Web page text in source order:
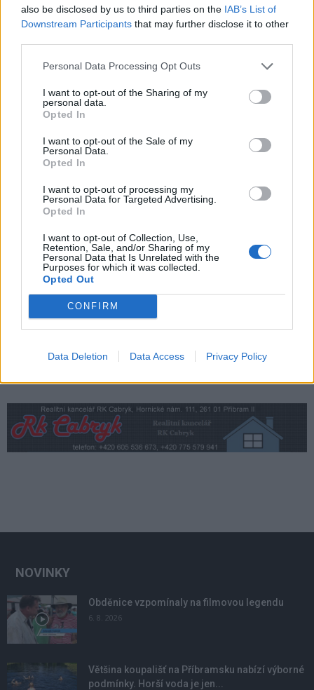
also be disclosed by us to third parties on the IAB’s List of
Downstream Participants that may further disclose it to other
Personal Data Processing Opt Outs
I want to opt-out of the Sharing of my
personal data.
Opted In
I want to opt-out of the Sale of my
Personal Data.
Opted In
I want to opt-out of processing my
Personal Data for Targeted Advertising.
Opted In
I want to opt-out of Collection, Use,
Retention, Sale, and/or Sharing of my
Personal Data that Is Unrelated with the
Purposes for which it was collected.
Opted Out
CONFIRM
Data Deletion Data Access Privacy Policy
SOUVISEJÍCÍ ČLÁNKY
VÍCE OD AUTORA
Dnes se v Příbrami otevře výstava
Rovnováha života. Vernisáž nabídne
i hudební a básnický program
Dobříšsko
jedinečnou atmosféru. Klasiku propojí
s dalšími žánry i rodinným programem
Fesťáczek Presents poprvé míří do
Lesního divadla Skalka. Nabídne hudbu,
divadlo i tvořivé dílny
NOVINKY
Obděnice vzpomínaly na filmovou legendu
6. 8. 2026
Většina koupališť na Příbramsku nabízí výborné
podmínky. Horší voda je jen...